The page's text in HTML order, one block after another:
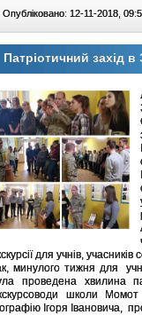
Опубліковано: 12-11-2018,
Патріотичний захід
для учнів,
минулого тижня для
проведена хвилина
школи
Ігоря Івановича,